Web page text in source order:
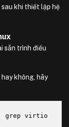
sau khi thiết lập hệ
sẵn trình điều
không, hãy
grep virtio